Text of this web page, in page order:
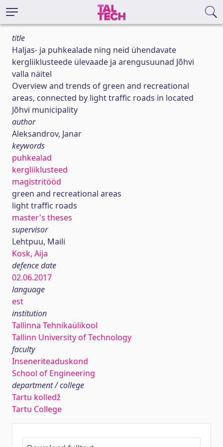
title
Haljas- ja puhkealade ning neid ühendavate
kergliiklusteede ülevaade ja arengusuunad Jõhvi
valla näitel
Overview and trends of green and recreational
areas, connected by light traffic roads in located
Jõhvi municipality
author
Aleksandrov, Janar
keywords
puhkealad
kergliiklusteed
magistritööd
green and recreational areas
light traffic roads
master's theses
supervisor
Lehtpuu, Maili
Kosk, Aija
defence date
02.06.2017
language
est
institution
Tallinna Tehnikaülikool
Tallinn University of Technology
faculty
Inseneriteaduskond
School of Engineering
department / college
Tartu kolledž
Tartu College